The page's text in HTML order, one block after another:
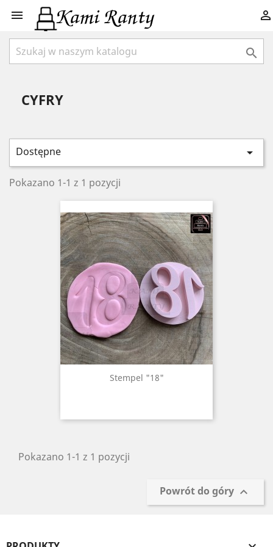
 

CYFRY
Dostępne 
Pokazano 1-1 z 1 pozycji
Stempel "18"
Pokazano 1-1 z 1 pozycji
Powrót do góry 